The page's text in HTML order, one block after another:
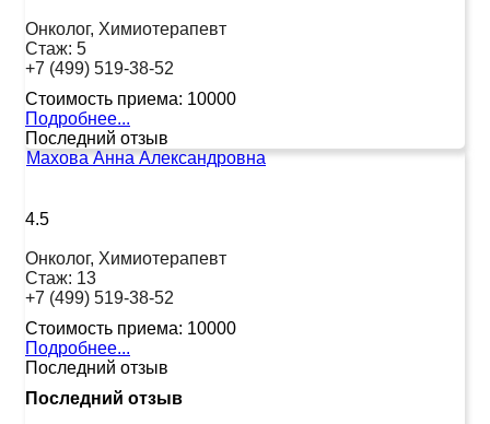
Онколог, Химиотерапевт
Стаж: 5
+7 (499) 519-38-52
Стоимость приема: 10000
Подробнее...
Последний отзыв
Махова Анна Александровна
4.5
Онколог, Химиотерапевт
Стаж: 13
+7 (499) 519-38-52
Стоимость приема: 10000
Подробнее...
Последний отзыв
Последний отзыв